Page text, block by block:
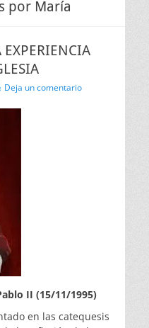
por María
Deja un comentario
II (15/11/1995)
en las catequesis